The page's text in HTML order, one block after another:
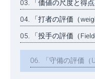
03. 「価値の尺度と得点
04. 「打者の評価（
05. 「投手の評価（
06. 「守備の評価（